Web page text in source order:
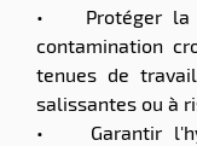
• Protéger la
contamination
tenues de
salissantes ou à
• Garantir